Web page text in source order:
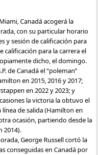
Canadá acogerá la
con su particular horario
y sesión de calificación para
calificación para la carrera el
dicho, el domingo.
de Canadá el “poleman”
en 2015, 2016 y 2017;
en 2022 y 2023; y
la victoria la obtuvo el
de salida (Hamilton en
ocasión, partiendo desde la
2014).
George Russell cortó la
conseguidas en Canadá por